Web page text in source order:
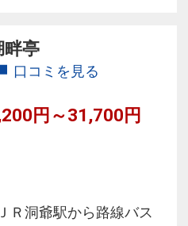
畔亭
口コミを見る
円～31,700円
ＪＲ洞爺駅から路線バス